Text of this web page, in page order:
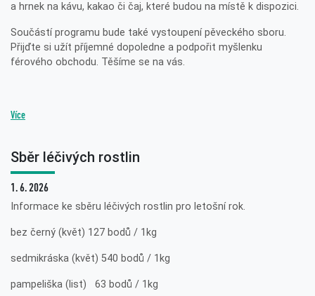
a hrnek na kávu, kakao či čaj, které budou na místě k dispozici.
Součástí programu bude také vystoupení pěveckého sboru.
Přijďte si užít příjemné dopoledne a podpořit myšlenku
férového obchodu. Těšíme se na vás.
Více
Sběr léčivých rostlin
1. 6. 2026
Informace ke sběru léčivých rostlin pro letošní rok.
bez černý (květ) 127 bodů / 1kg
sedmikráska (květ) 540 bodů / 1kg
pampeliška (list) 63 bodů / 1kg